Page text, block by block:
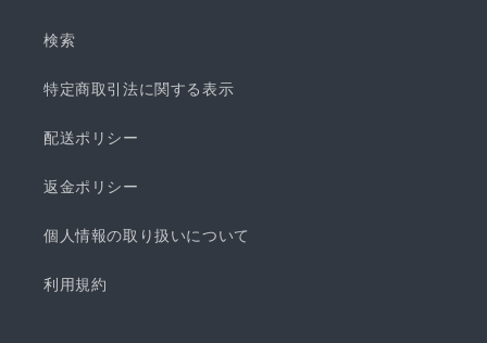
検索
特定商取引法に関する表示
配送ポリシー
返金ポリシー
個人情報の取り扱いについて
利用規約